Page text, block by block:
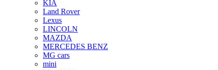
KIA
Land Rover
Lexus
LINCOLN
MAZDA
MERCEDES BENZ
MG cars
mini